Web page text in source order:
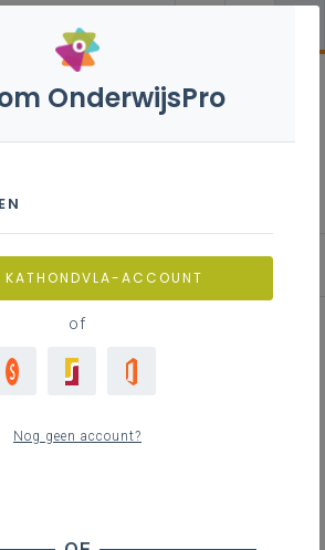
OnderwijsPro
KATHONDVLA-ACCOUNT
of
Nog geen account?